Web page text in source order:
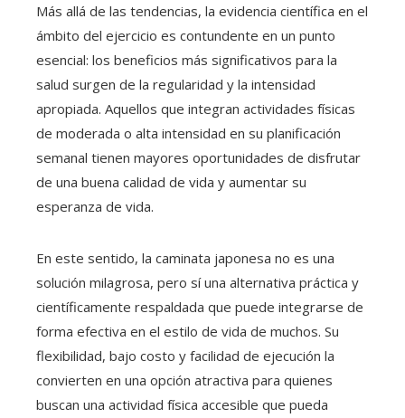
Más allá de las tendencias, la evidencia científica en el
ámbito del ejercicio es contundente en un punto
esencial: los beneficios más significativos para la
salud surgen de la regularidad y la intensidad
apropiada. Aquellos que integran actividades físicas
de moderada o alta intensidad en su planificación
semanal tienen mayores oportunidades de disfrutar
de una buena calidad de vida y aumentar su
esperanza de vida.
En este sentido, la caminata japonesa no es una
solución milagrosa, pero sí una alternativa práctica y
científicamente respaldada que puede integrarse de
forma efectiva en el estilo de vida de muchos. Su
flexibilidad, bajo costo y facilidad de ejecución la
convierten en una opción atractiva para quienes
buscan una actividad física accesible que pueda